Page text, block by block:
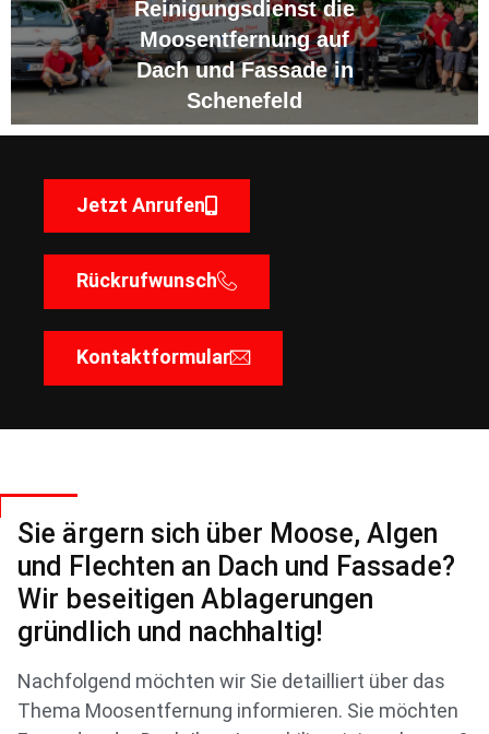
Reinigungsdienst die
Moosentfernung auf
Dach und Fassade in
Schenefeld
Jetzt Anrufen
Rückrufwunsch
Kontaktformular
Sie ärgern sich über Moose, Algen
und Flechten an Dach und Fassade?
Wir beseitigen Ablagerungen
gründlich und nachhaltig!
Nachfolgend möchten wir Sie detailliert über das
Thema Moosentfernung informieren. Sie möchten